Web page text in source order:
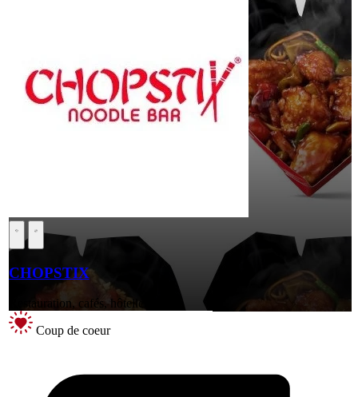
CHOPSTIX
Restauration, cafés, hôtellerie
Coup de coeur